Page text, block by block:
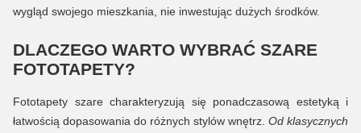
wygląd swojego mieszkania, nie inwestując dużych środków.
DLACZEGO WARTO WYBRAĆ SZARE
FOTOTAPETY?
Fototapety szare charakteryzują się ponadczasową estetyką i
łatwością dopasowania do różnych stylów wnętrz. Od klasycznych